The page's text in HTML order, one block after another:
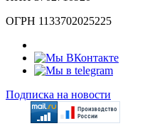
ОГРН 1133702025225
Подписка на новости